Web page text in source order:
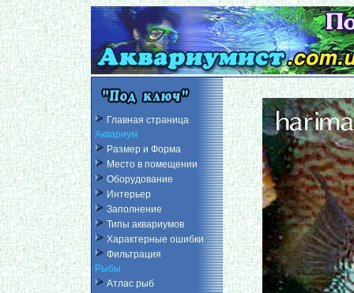
Главная страница
Аквариум
Размер и Форма
Место в помещении
Оборудование
Интерьер
Заполнение
Типы аквариумов
Характерные ошибки
Фильтрация
Рыбы
Атлас рыб